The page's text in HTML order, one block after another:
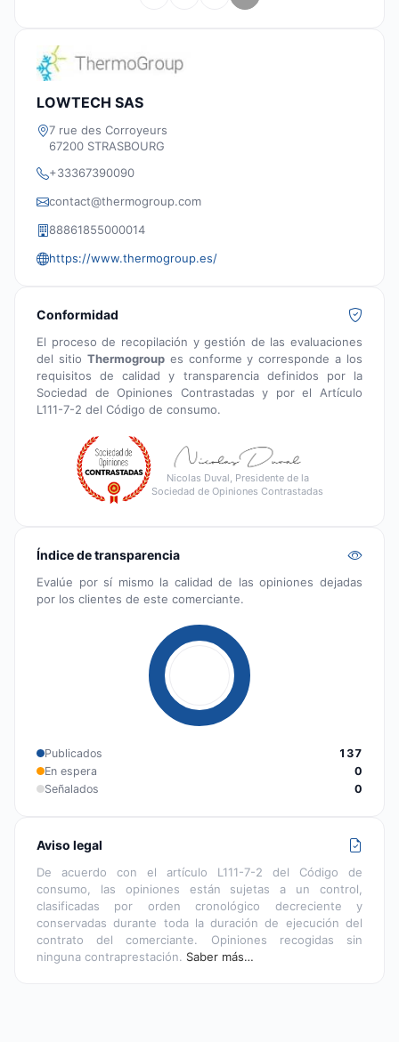
LOWTECH SAS
7 rue des Corroyeurs
67200 STRASBOURG
+33367390090
contact@thermogroup.com
88861855000014
https://www.thermogroup.es/
Conformidad
El proceso de recopilación y gestión de las evaluaciones
del sitio Thermogroupes conforme y corresponde a los
requisitos de calidad y transparencia definidos por la
Sociedad de Opiniones Contrastadas y por el Artículo
L111-7-2 del Código de consumo.
Nicolas Duval, Presidente de la
Sociedad de Opiniones Contrastadas
Índice de transparencia
Evalúe por sí mismo la calidad de las opiniones dejadas
por los clientes de este comerciante.
Publicados
137
En espera
0
Señalados
0
Aviso legal
De acuerdo con el artículo L111-7-2 del Código de
consumo, las opiniones están sujetas a un control,
clasificadas por orden cronológico decreciente y
conservadas durante toda la duración de ejecución del
contrato del comerciante. Opiniones recogidas sin
ninguna contraprestación. Saber más…